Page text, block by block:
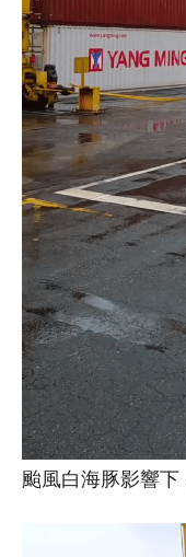
颱風白海豚影響